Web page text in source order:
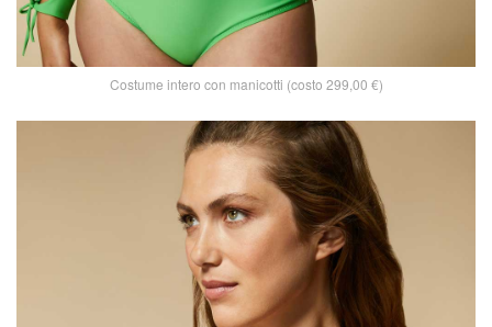
Costume intero con manicotti (costo 299,00 €)